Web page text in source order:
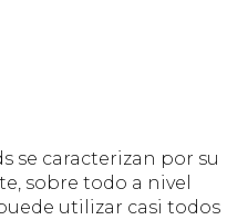
se caracterizan por su
sobre todo a nivel
utilizar casi todos